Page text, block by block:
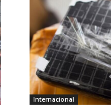
Internacional